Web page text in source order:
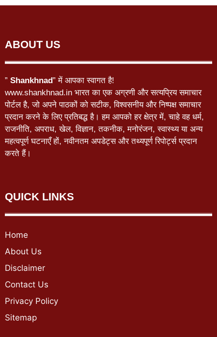
ABOUT US
” Shankhnad” में आपका स्वागत है!
www.shankhnad.in भारत का एक अग्रणी और सत्यप्रिय समाचार
पोर्टल है, जो अपने पाठकों को सटीक, विश्वसनीय और निष्पक्ष समाचार
प्रदान करने के लिए प्रतिबद्ध है। हम आपको हर क्षेत्र में, चाहे वह धर्म,
राजनीति, अपराध, खेल, विज्ञान, तकनीक, मनोरंजन, स्वास्थ्य या अन्य
महत्वपूर्ण घटनाएँ हों, नवीनतम अपडेट्स और तथ्यपूर्ण रिपोर्ट्स प्रदान
करते हैं।
QUICK LINKS
Home
About Us
Disclaimer
Contact Us
Privacy Policy
Sitemap